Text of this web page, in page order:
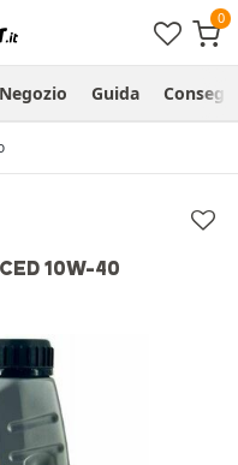
Negozio Guida
10W-40